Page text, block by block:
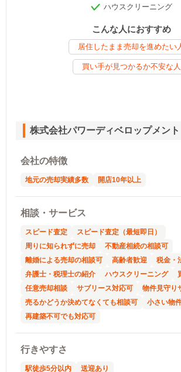
ハウスクリーニング
こんな人におすすめ
居住したまま売却を進めたい
買い手が見つかるか不安な人
株式会社パワーディベロップメン
会社の特徴
地元の売却実績多数 開店10年以上
相談・サービス
スピード査定
スピード査定（最短即日）
周りに知られずに売却
不動産相続の相談可
離婚による売却の相談可
高齢者歓迎
税金・
弁護士・税理士の紹介
ハウスクリーニング
任意売却相談
サブリース対応可
物件見守り
売るかどうか決めてなくても相談可
小さい物
再建築不可でも対応可
行きやすさ
駅徒歩5分以内 送迎あり